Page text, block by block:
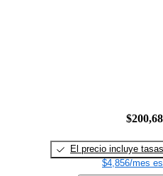
El precio incluye tasas
$4,856/mes